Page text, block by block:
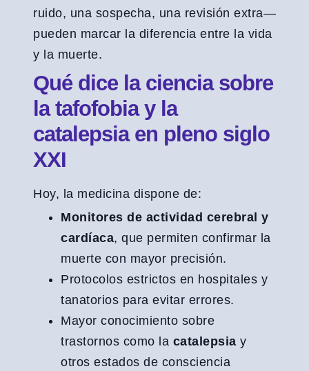
ruido, una sospecha, una revisión extra—
pueden marcar la diferencia entre la vida
y la muerte.
Qué dice la ciencia sobre
la tafofobia y la
catalepsia en pleno siglo
XXI
Hoy, la medicina dispone de:
Monitores de actividad cerebral y
cardíaca, que permiten confirmar la
muerte con mayor precisión.
Protocolos estrictos en hospitales y
tanatorios para evitar errores.
Mayor conocimiento sobre
trastornos como la catalepsia y
otros estados de consciencia